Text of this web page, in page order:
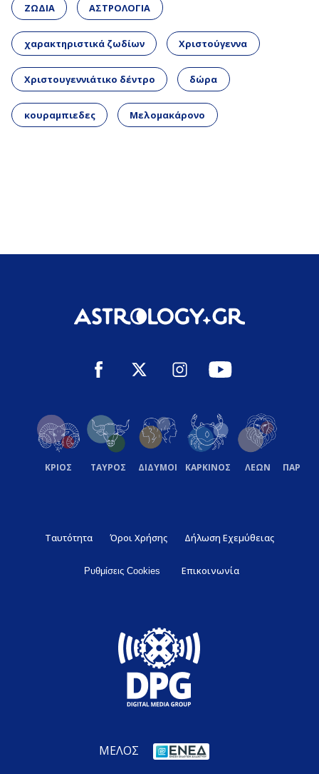
ΖΩΔΙΑ ΑΣΤΡΟΛΟΓΙΑ
χαρακτηριστικά ζωδίων Χριστούγεννα
Χριστουγεννιάτικο δέντρο δώρα
κουραμπιεδες Μελομακάρονο
ΚΡΙΟΣ ΤΑΥΡΟΣ ΔΙΔΥΜΟΙ ΚΑΡΚΙΝΟΣ ΛΕΩΝ
Ταυτότητα Όροι Χρήσης Δήλωση Εχεμύθειας
Ρυθμίσεις Cookies Επικοινωνία
ΜΕΛΟΣ